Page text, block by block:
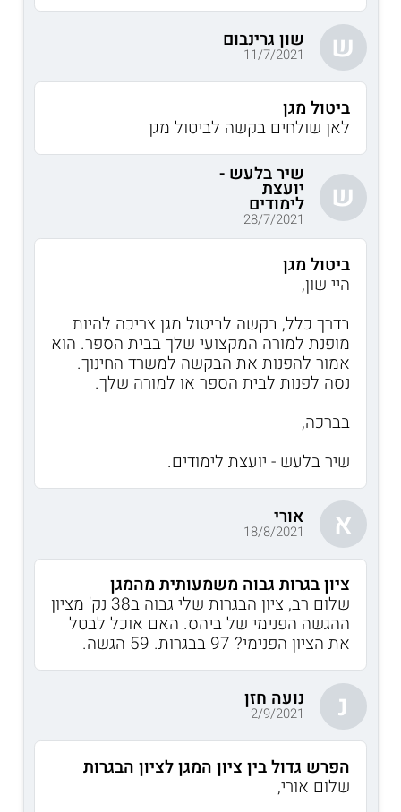
ש שון גרינבום
11/7/2021
ביטול מגן
לאן שולחים בקשה לביטול מגן
ש
שיר בלעש -
יועצת
לימודים
28/7/2021
ביטול מגן
היי שון,
בדרך כלל, בקשה לביטול מגן צריכה להיות
מופנת למורה המקצועי שלך בבית הספר. הוא
אמור להפנות את הבקשה למשרד החינוך.
נסה לפנות לבית הספר או למורה שלך.
בברכה,
שיר בלעש - יועצת לימודים.
א אורי
18/8/2021
ציון בגרות גבוה משמעותית מהמגן
שלום רב, ציון הבגרות שלי גבוה ב38 נק' מציון
ההגשה הפנימי של ביהס. האם אוכל לבטל
את הציון הפנימי? 97 בבגרות. 59 הגשה.
נ נועה חזן
2/9/2021
הפרש גדול בין ציון המגן לציון הבגרות
שלום אורי,